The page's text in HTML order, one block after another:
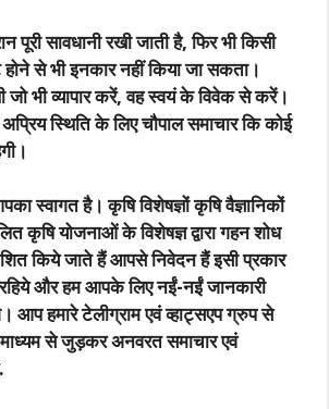
पूरी सावधानी रखी जाती है, फिर भी किसी
से भी इनकार नहीं किया जा सकता।
जो भी व्यापार करें, वह स्वयं के विवेक से करें।
स्थिति के लिए चौपाल समाचार कि कोई
स्वागत है। कृषि विशेषज्ञों कृषि वैज्ञानिकों
कृषि योजनाओं के विशेषज्ञ द्वारा गहन शोध
किये जाते हैं आपसे निवेदन हैं इसी प्रकार
और हम आपके लिए नईं-नईं जानकारी
आप हमारे टेलीग्राम एवं व्हाट्सएप ग्रुप से
से जुड़कर अनवरत समाचार एवं